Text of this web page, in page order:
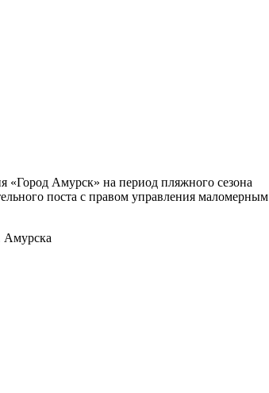
«Город Амурск» на период пляжного сезона
поста с правом управления маломерным
Амурска